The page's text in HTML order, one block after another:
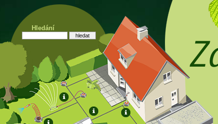
Hledání